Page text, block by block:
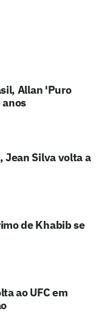
Allan 'Puro
anos
Jean Silva volta a
de Khabib se
ao UFC em